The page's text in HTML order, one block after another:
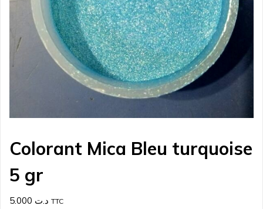
Colorant Mica Bleu turquoise
5 gr
د.ت TTC